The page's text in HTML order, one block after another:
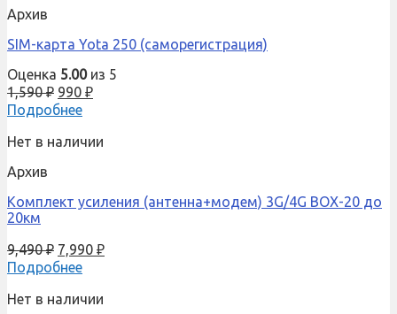
Архив
SIM-карта Yota 250 (саморегистрация)
Оценка 5.00из 5
1,590₽ 990 ₽
Подробнее
Нет в наличии
Архив
Комплект усиления (антенна+модем) 3G/4G BOX-20 до
20км
9,490₽ 7,990 ₽
Подробнее
Нет в наличии